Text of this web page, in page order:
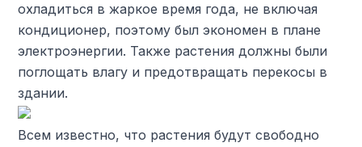
охладиться в жаркое время года, не включая
кондиционер, поэтому был экономен в плане
электроэнергии. Также растения должны были
поглощать влагу и предотвращать перекосы в
здании.
Всем известно, что растения будут свободно